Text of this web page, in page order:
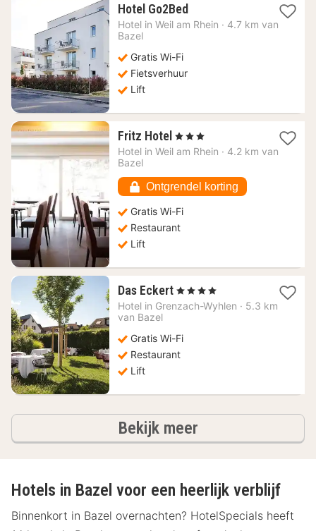
Hotel Go2Bed1
nacht
Hotel in Weil am Rhein · 4.7 km van
Bazel
Gratis Wi-Fi
Fietsverhuur
Lift
Fritz Hotel 1
nacht
€
, 3 Sterren
Hotel in Weil am Rhein · 4.2 km van
Bazel
Ontgrendel korting
Gratis Wi-Fi
Restaurant
Lift
Das Eckert 1
nacht
€
, 4 Sterren
Hotel in Grenzach-Wyhlen · 5.3 km
van Bazel
Gratis Wi-Fi
Restaurant
Lift
Bekijk meerhotels
Hotels in Bazel voor een heerlijk verblijf
Binnenkort in Bazel overnachten? HotelSpecials heeft